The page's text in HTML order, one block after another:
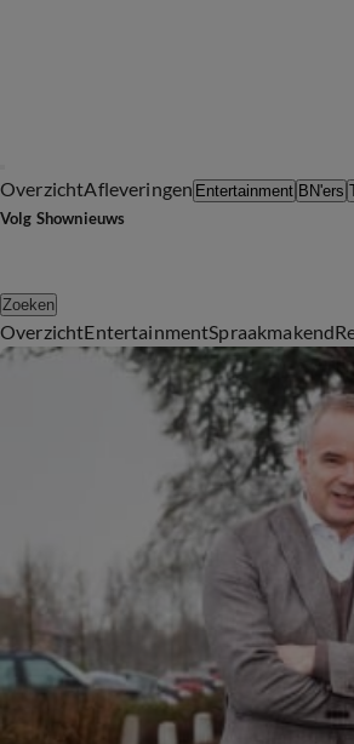
OverzichtAfleveringen Entertainment BN'ers
Volg Shownieuws
Zoeken
OverzichtEntertainmentSpraakmakend